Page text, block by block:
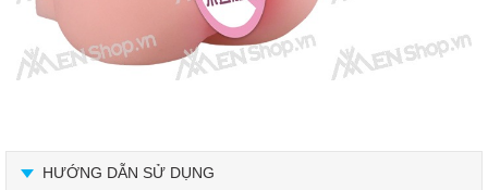
HƯỚNG DẪN SỬ DỤNG